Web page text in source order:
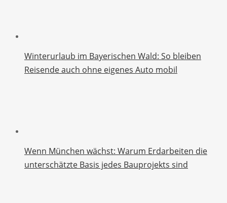
Winterurlaub im Bayerischen Wald: So bleiben
Reisende auch ohne eigenes Auto mobil
Wenn München wächst: Warum Erdarbeiten die
unterschätzte Basis jedes Bauprojekts sind